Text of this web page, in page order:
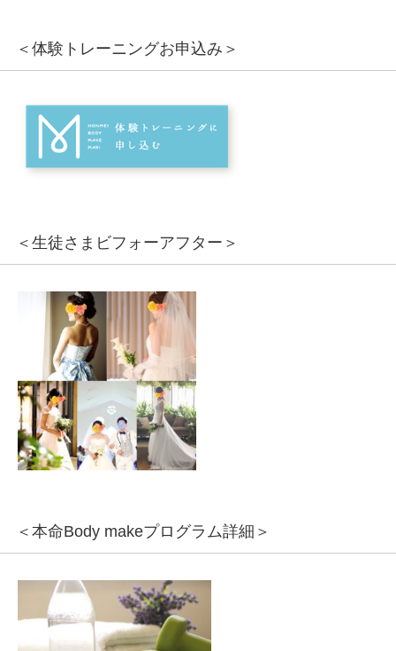
＜体験トレーニングお申込み＞
＜生徒さまビフォーアフター＞
＜本命Body makeプログラム詳細＞